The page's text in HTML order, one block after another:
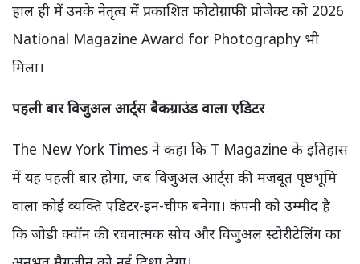
हाल ही में उनके नेतृत्व में प्रकाशित फोटोग्राफी प्रोजेक्ट को 2026
National Magazine Award for Photography भी
मिला।
पहली बार विजुअल आर्ट्स बैकग्राउंड वाला एडिटर
The New York Times ने कहा कि T Magazine के इतिहास
में यह पहली बार होगा, जब विजुअल आर्ट्स की मजबूत पृष्ठभूमि
वाला कोई व्यक्ति एडिटर-इन-चीफ बनेगा। कंपनी को उम्मीद है
कि जोडी क्वॉन की रचनात्मक सोच और विजुअल स्टोरीटेलिंग का